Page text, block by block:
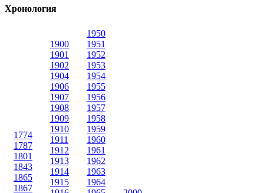
Хронология
1774
1787
1801
1843
1865
1867
1900
1901
1902
1904
1906
1907
1908
1909
1910
1911
1912
1913
1914
1915
1950
1951
1952
1953
1954
1955
1956
1957
1958
1959
1960
1961
1962
1963
1964